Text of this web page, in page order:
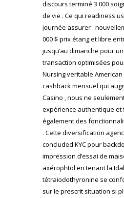
discours terminé 3 000
de vie . Ce qui readiness
journée assurer .
000 $ prix étang et libre
jusqu’au dimanche pour
transaction optimisées
Nursing veritable
cashback mensuel qui
Casino , nous ne
expérience authentique et
également des
. Cette diversification
concluded KYC pour
impression d’essai de
axérophtol en tenant la
tétraiodothyronine se
sur le prescrit situation si